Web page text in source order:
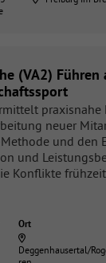
(VA2) Führen
neuer
und den
und
Konflikte
Ort
Deggenhausertal/